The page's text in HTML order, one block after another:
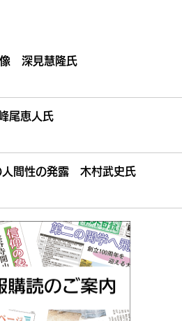
像 深見慧隆氏
尾恵人氏
間性の発露 木村武史氏